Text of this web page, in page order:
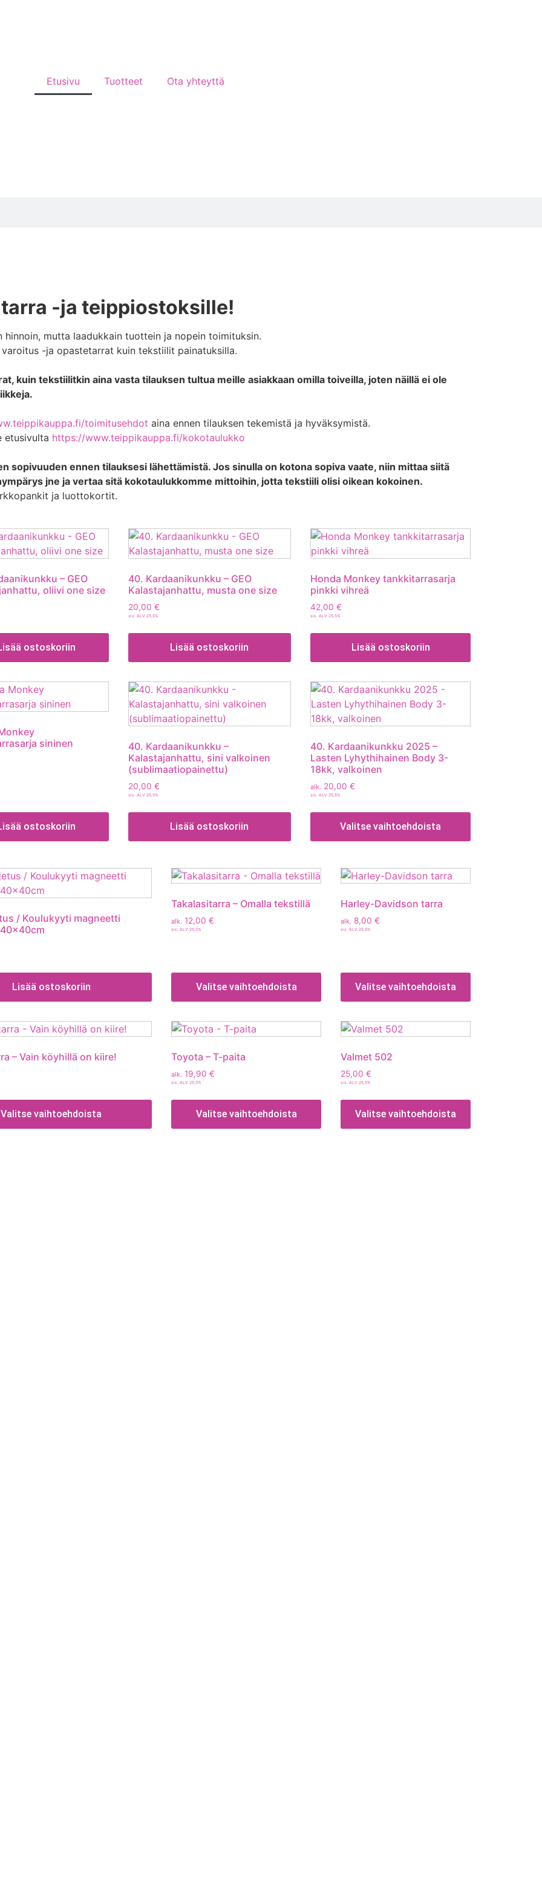
Etusivu Tuotteet Ota yhteyttä
-ja teippiostoksille!
mutta laadukkain tuottein ja nopein toimituksin.
-ja opastetarrat kuin tekstiilit painatuksilla.
kuin tekstiilitkin aina vasta tilauksen tultua meille asiakkaan omilla toiveilla, joten näillä ei ole
toimitusehdot aina ennen tilauksen tekemistä ja hyväksymistä.
etusivulta https://www.teippikauppa.fi/kokotaulukko
sopivuuden ennen tilauksesi lähettämistä. Jos sinulla on kotona sopiva vaate, niin mittaa siitä
jne ja vertaa sitä kokotaulukkomme mittoihin, jotta tekstiili olisi oikean kokoinen.
ja luottokortit.
– GEO
oliivi one size
ostoskoriin
40. Kardaanikunkku – GEO
Kalastajanhattu, musta one size
20,00 €
sis. ALV 25,5%
Lisää ostoskoriin
Honda Monkey tankkitarrasarja
pinkki vihreä
42,00€
sis. ALV 25,5%
Lisää ostoskoriin
sininen
ostoskoriin
40. Kardaanikunkku –
Kalastajanhattu, sini valkoinen
(sublimaatiopainettu)
20,00 €
sis. ALV 25,5%
Lisää ostoskoriin
40. Kardaanikunkku 2025 –
Lasten Lyhythihainen Body 3-
18kk, valkoinen
alk. 20,00€
sis. ALV 25,5%
Valitse vaihtoehdoista
/ Koulukyyti magneetti
Lisää ostoskoriin
Takalasitarra – Omalla tekstillä
alk. 12,00 €
sis. ALV 25,5%
Valitse vaihtoehdoista
Harley-Davidson tarra
alk. 8,00 €
sis. ALV 25,5%
Valitse vaihtoehdoista
– Vain köyhillä on kiire!
Valitse vaihtoehdoista
Toyota – T-paita
alk. 19,90 €
sis. ALV 25,5%
Valitse vaihtoehdoista
Valmet 502
25,00 €
sis. ALV 25,5%
Valitse vaihtoehdoista